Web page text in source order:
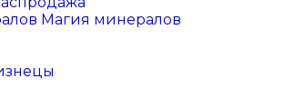
Магия минералов